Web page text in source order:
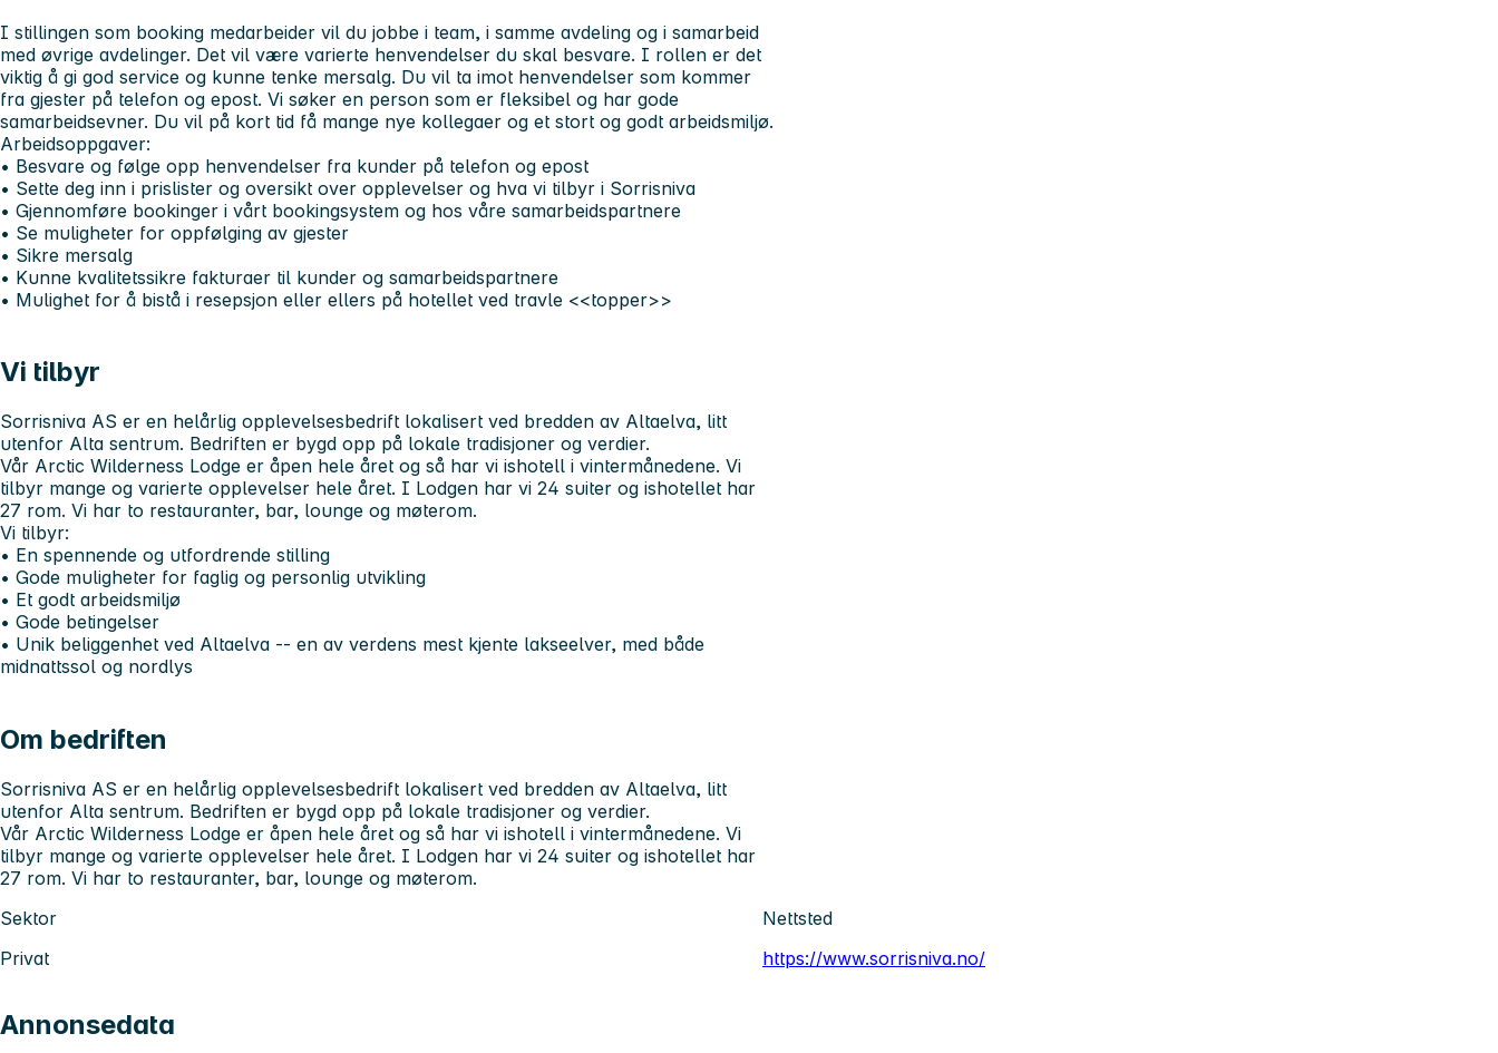
I stillingen som booking medarbeider vil du jobbe i team, i samme avdeling og i samarbeid
med øvrige avdelinger. Det vil være varierte henvendelser du skal besvare. I rollen er det
viktig å gi god service og kunne tenke mersalg. Du vil ta imot henvendelser som kommer
fra gjester på telefon og epost. Vi søker en person som er fleksibel og har gode
samarbeidsevner. Du vil på kort tid få mange nye kollegaer og et stort og godt arbeidsmiljø.
Arbeidsoppgaver:
• Besvare og følge opp henvendelser fra kunder på telefon og epost
• Sette deg inn i prislister og oversikt over opplevelser og hva vi tilbyr i Sorrisniva
• Gjennomføre bookinger i vårt bookingsystem og hos våre samarbeidspartnere
• Se muligheter for oppfølging av gjester
• Sikre mersalg
• Kunne kvalitetssikre fakturaer til kunder og samarbeidspartnere
• Mulighet for å bistå i resepsjon eller ellers på hotellet ved travle <<topper>>
Vi tilbyr
Sorrisniva AS er en helårlig opplevelsesbedrift lokalisert ved bredden av Altaelva, litt
utenfor Alta sentrum. Bedriften er bygd opp på lokale tradisjoner og verdier.
Vår Arctic Wilderness Lodge er åpen hele året og så har vi ishotell i vintermånedene. Vi
tilbyr mange og varierte opplevelser hele året. I Lodgen har vi 24 suiter og ishotellet har
27 rom. Vi har to restauranter, bar, lounge og møterom.
Vi tilbyr:
• En spennende og utfordrende stilling
• Gode muligheter for faglig og personlig utvikling
• Et godt arbeidsmiljø
• Gode betingelser
• Unik beliggenhet ved Altaelva -- en av verdens mest kjente lakseelver, med både
midnattssol og nordlys
Om bedriften
Sorrisniva AS er en helårlig opplevelsesbedrift lokalisert ved bredden av Altaelva, litt
utenfor Alta sentrum. Bedriften er bygd opp på lokale tradisjoner og verdier.
Vår Arctic Wilderness Lodge er åpen hele året og så har vi ishotell i vintermånedene. Vi
tilbyr mange og varierte opplevelser hele året. I Lodgen har vi 24 suiter og ishotellet har
27 rom. Vi har to restauranter, bar, lounge og møterom.
Sektor
Privat
Nettsted
https://www.sorrisniva.no/
Annonsedata